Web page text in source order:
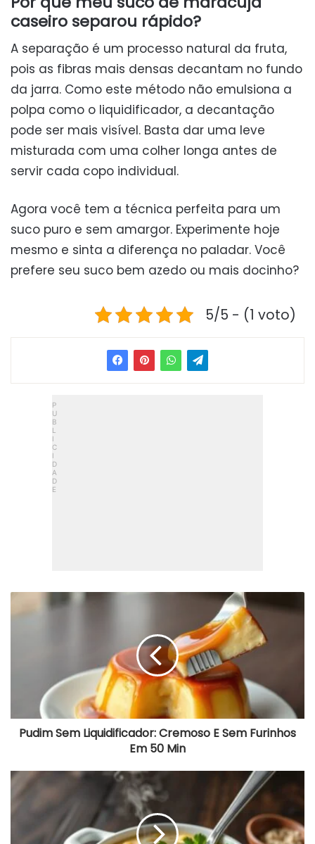
caseiro separou rápido?
A separação é um processo natural da fruta,
pois as fibras mais densas decantam no fundo
da jarra. Como este método não emulsiona a
polpa como o liquidificador, a decantação
pode ser mais visível. Basta dar uma leve
misturada com uma colher longa antes de
servir cada copo individual.
Agora você tem a técnica perfeita para um
suco puro e sem amargor. Experimente hoje
mesmo e sinta a diferença no paladar. Você
prefere seu suco bem azedo ou mais docinho?
5/5 - (1 voto)
Pudim
Sem
Pudim Sem Liquidificador: Cremoso E Sem Furinhos
Em 50 Min
Creme
De
Sem
Liquidificador:
Rústico